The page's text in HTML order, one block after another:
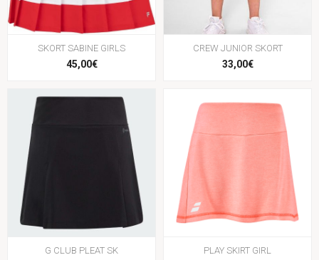
SKORT SABINE GIRLS
45,00€
CREW JUNIOR SKORT
33,00€
G CLUB PLEAT SK PLAY SKIRT GIRL